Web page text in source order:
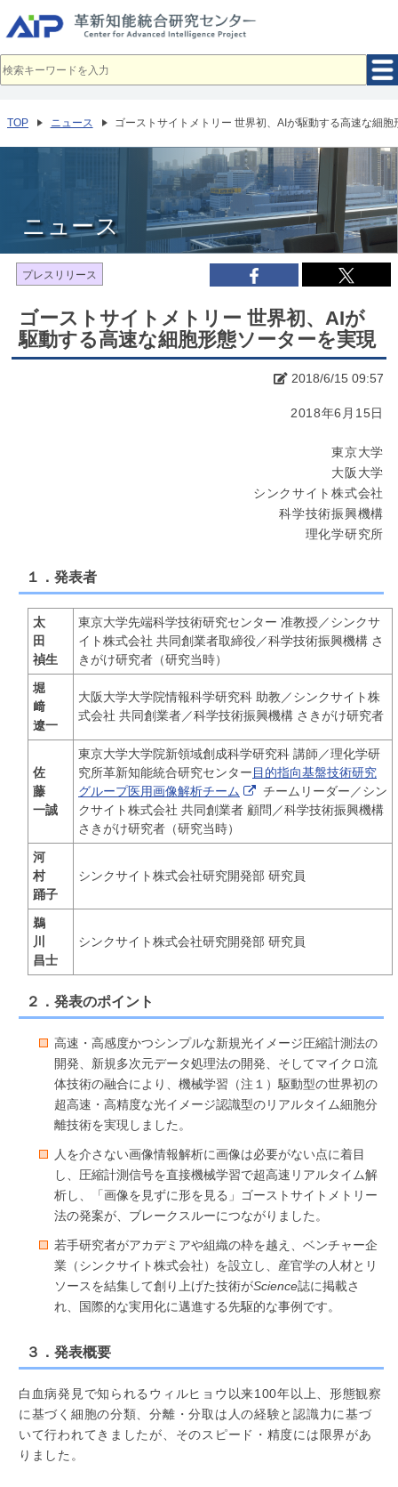
イ
ン
へ
動
TOP ニュース ゴーストサイトメトリー 世界初、AIが駆動する高速な細胞
ニュース
プレスリリース
ゴーストサイトメトリー 世界初、AIが
駆動する高速な細胞形態ソーターを実現
2018/6/15 09:57
2018年6月15日
東京大学
大阪大学
シンクサイト株式会社
科学技術振興機構
理化学研究所
１．発表者
太
田
禎生
東京大学先端科学技術研究センター 准教授／シンクサ
イト株式会社 共同創業者取締役／科学技術振興機構 さ
きがけ研究者（研究当時）
堀
﨑
遼一
大阪大学大学院情報科学研究科 助教／シンクサイト株
式会社 共同創業者／科学技術振興機構 さきがけ研究者
佐
藤
一誠
東京大学大学院新領域創成科学研究科 講師／理化学研
究所革新知能統合研究センター 目的指向基盤技術研究
グループ医用画像解析チーム
チームリーダー／シン
クサイト株式会社 共同創業者 顧問／科学技術振興機構
さきがけ研究者（研究当時）
河
村
踊子
シンクサイト株式会社研究開発部 研究員
鵜
川
昌士
シンクサイト株式会社研究開発部 研究員
２．発表のポイント
高速・高感度かつシンプルな新規光イメージ圧縮計測法の
開発、新規多次元データ処理法の開発、そしてマイクロ流
体技術の融合により、機械学習（注１）駆動型の世界初の
超高速・高精度な光イメージ認識型のリアルタイム細胞分
離技術を実現しました。
人を介さない画像情報解析に画像は必要がない点に着目
し、圧縮計測信号を直接機械学習で超高速リアルタイム解
析し、「画像を見ずに形を見る」ゴーストサイトメトリー
法の発案が、ブレークスルーにつながりました。
若手研究者がアカデミアや組織の枠を越え、ベンチャー企
業（シンクサイト株式会社）を設立し、産官学の人材とリ
ソースを結集して創り上げた技術がScience誌に掲載さ
れ、国際的な実用化に邁進する先駆的な事例です。
３．発表概要
白血病発見で知られるウィルヒョウ以来100年以上、形態観察
に基づく細胞の分類、分離・分取は人の経験と認識力に基づ
いて行われてきましたが、そのスピード・精度には限界があ
りました。